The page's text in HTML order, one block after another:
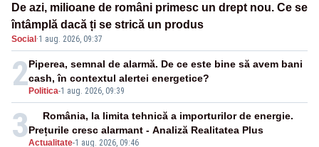
De azi, milioane de români primesc un drept nou. Ce se
întâmplă dacă ți se strică un produs
Social·1 aug. 2026, 09:37
2Politica-1 aug. 2026, 09:39
Piperea, semnal de alarmă. De ce este bine să avem bani
cash, în contextul alertei energetice?
3Actualitate-1 aug. 2026, 09:46
România, la limita tehnică a importurilor de energie.
Prețurile cresc alarmant - Analiză Realitatea Plus